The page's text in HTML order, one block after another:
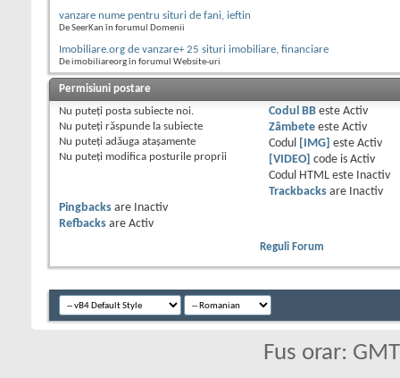
vanzare nume pentru situri de fani, ieftin
De SeerKan în forumul Domenii
Imobiliare.org de vanzare+ 25 situri imobiliare, financiare
De imobiliareorg în forumul Website-uri
Permisiuni postare
Nu puteţi posta subiecte noi.
Nu puteţi răspunde la subiecte
Nu puteţi adăuga ataşamente
Nu puteţi modifica posturile proprii
Codul BBeste Activ
Zâmbeteeste Activ
Codul
[IMG] este Activ
[VIDEO] code is Activ
Codul HTML este
Inactiv
Trackbacksare
Inactiv
Pingbacks are
Inactiv
Refbacks are Activ
Reguli Forum
Fus orar: